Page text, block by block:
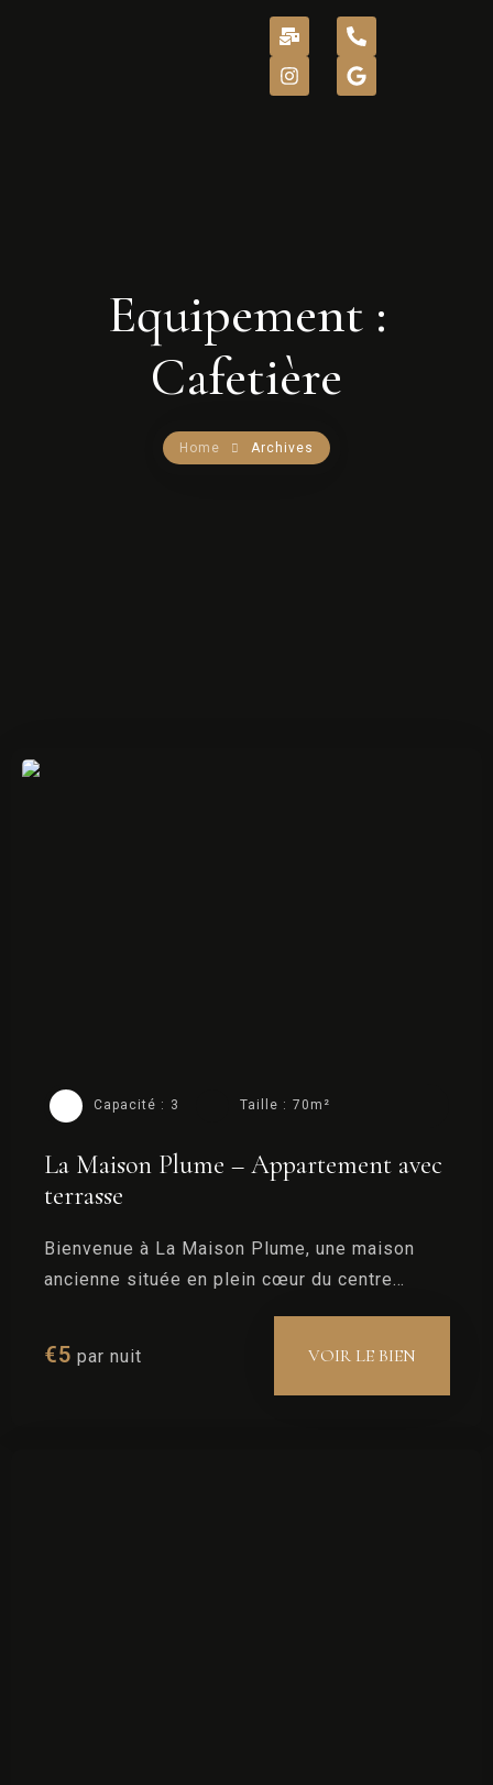
INTENDANCE
CONTACT
Equipement :
Cafetière
Home Archives
La Maison Plume – Appartement avec
terrasse
Bienvenue à La Maison Plume, une maison
ancienne située en plein cœur du centre
Capacité : 3 Taille : 70m²
€5 par nuit VOIR LE BIEN